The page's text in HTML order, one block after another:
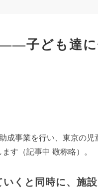
子ども達
成事業を行い、東京の
す（記事中 敬称略）。
くと同時に、施